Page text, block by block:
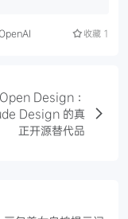
收藏 1
Open Design：
Design 的真
正开源替代品